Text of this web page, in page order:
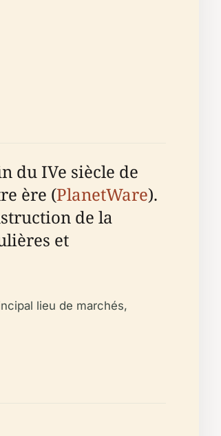
du IVe siècle de
ère (PlanetWare).
de la
et
lieu de marchés,